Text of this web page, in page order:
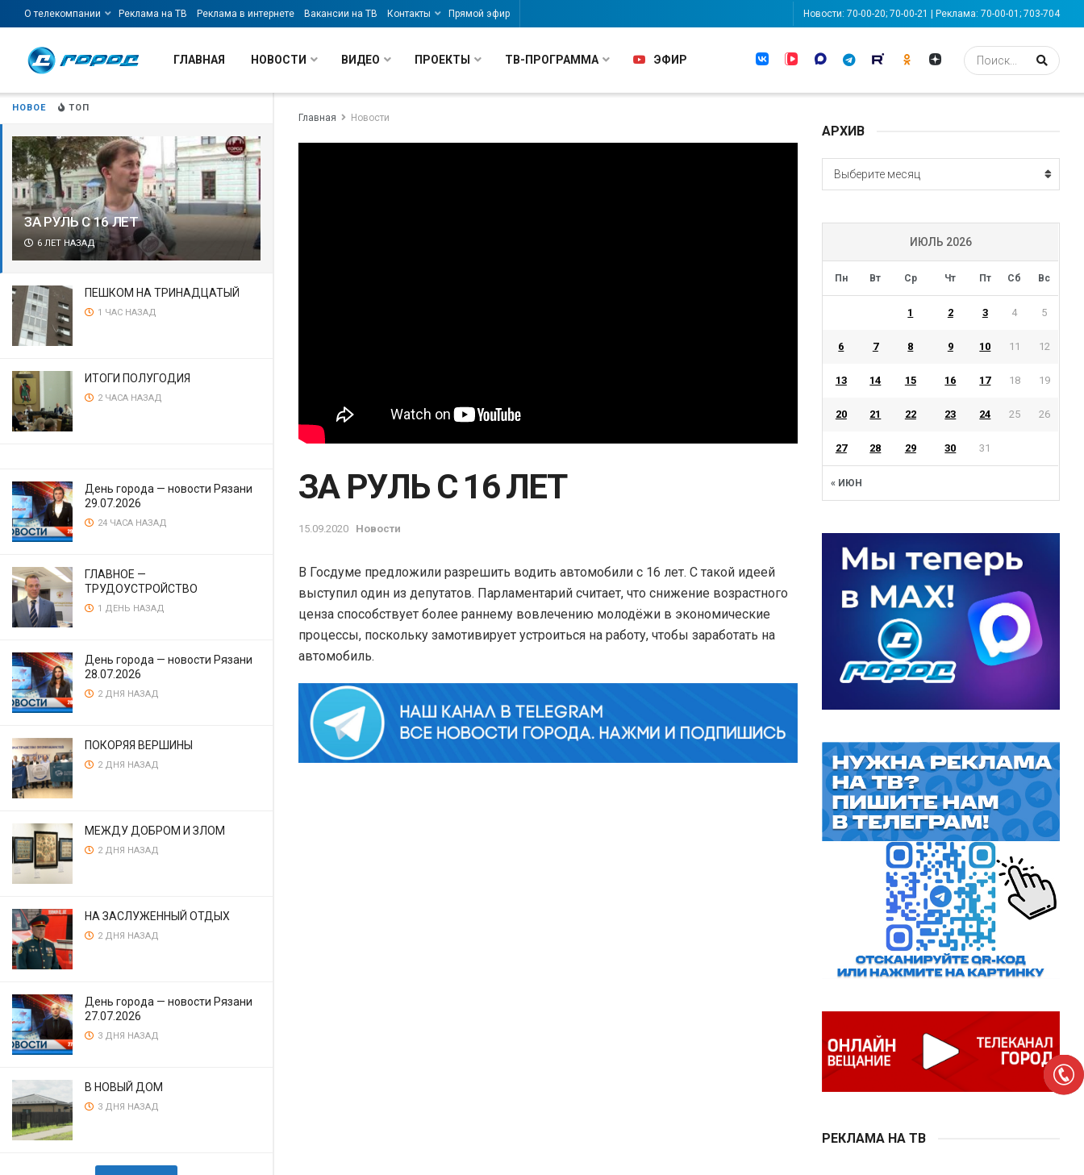
НОВОЕ ТОП
ЗА РУЛЬ С 16 ЛЕТ
6 ЛЕТ НАЗАД
ПЕШКОМ НА ТРИНАДЦАТЫЙ
1 ЧАС НАЗАД
ИТОГИ ПОЛУГОДИЯ
2 ЧАСА НАЗАД
День города — новости Рязани
29.07.2026
24 ЧАСА НАЗАД
ГЛАВНОЕ —
ТРУДОУСТРОЙСТВО
1 ДЕНЬ НАЗАД
День города — новости Рязани
28.07.2026
2 ДНЯ НАЗАД
ПОКОРЯЯ ВЕРШИНЫ
2 ДНЯ НАЗАД
МЕЖДУ ДОБРОМ И ЗЛОМ
2 ДНЯ НАЗАД
НА ЗАСЛУЖЕННЫЙ ОТДЫХ
2 ДНЯ НАЗАД
День города — новости Рязани
27.07.2026
3 ДНЯ НАЗАД
В НОВЫЙ ДОМ
3 ДНЯ НАЗАД
О телекомпании Реклама на ТВ Реклама в интернете Вакансии на ТВ Контакты Прямой эфир Новости: 70-00-20; 70-00-21 | Реклама: 70-00-01; 703-704
ГЛАВНАЯ НОВОСТИ ВИДЕО ПРОЕКТЫ ТВ-ПРОГРАММА ЭФИР
Главная Новости
ЗА РУЛЬ С 16 ЛЕТ
15.09.2020 Новости
В Госдуме предложили разрешить водить автомобили с 16 лет. С такой идеей
выступил один из депутатов. Парламентарий считает, что снижение возрастного
ценза способствует более раннему вовлечению молодёжи в экономические
процессы, поскольку замотивирует устроиться на работу, чтобы заработать на
автомобиль.
АРХИВ
АРХИВ
Выберите месяц
ИЮЛЬ 2026
Пн Вт Ср Чт Пт Сб Вс
« ИЮН
1 2 3 4 5
6 7 8 9 10 11 12
13 14 15 16 17 18 19
20 21 22 23 24 25 26
27 28 29 30 31
РЕКЛАМА НА ТВ